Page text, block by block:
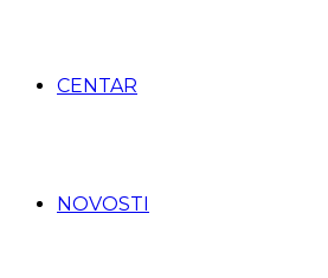
CENTAR
NOVOSTI